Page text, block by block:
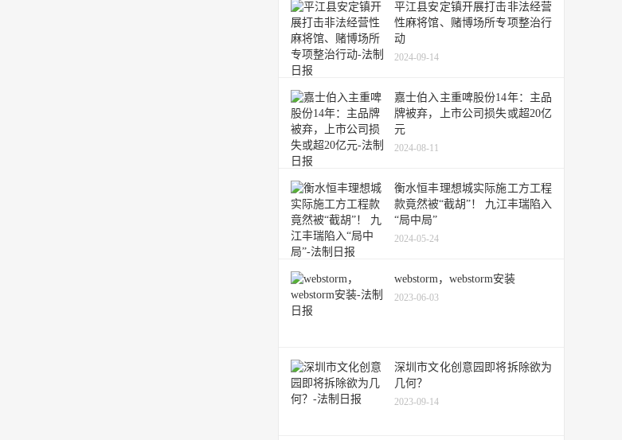
平江县安定镇开展打击非法经营
性麻将馆、赌博场所专项整治行
动
2024-09-14
嘉士伯入主重啤股份14年：主品
牌被弃，上市公司损失或超20亿
元
2024-08-11
衡水恒丰理想城实际施工方工程
款竟然被“截胡”！ 九江丰瑞陷入
“局中局”
2024-05-24
webstorm，webstorm安装
2023-06-03
深圳市文化创意园即将拆除欲为
几何？
2023-09-14